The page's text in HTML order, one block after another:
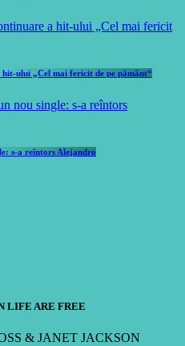
ului „Cel mai fericit de pe pământ“
s-a reîntors Alejandro
LIFE ARE FREE
& JANET JACKSON